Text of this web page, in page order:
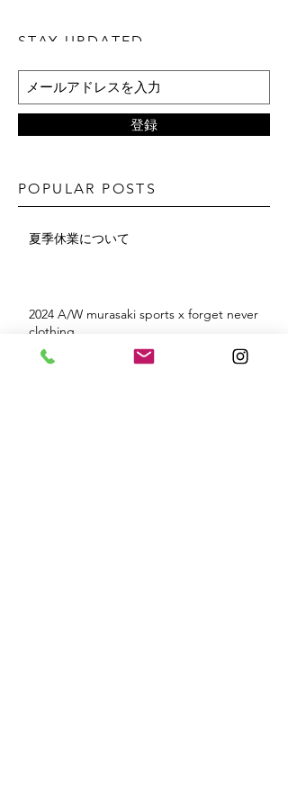
STAY UPDATED
登録
POPULAR POSTS
夏季休業について
2024 A/W murasaki sports x forget never
clothing